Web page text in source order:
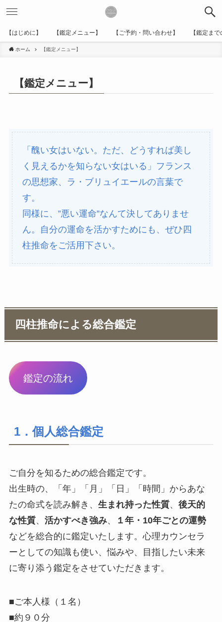
【はじめに】 【鑑定メニュー】 【ご予約・問い合わせ】 【鑑定ま
ホーム 【鑑定メニュー】
【鑑定メニュー】
「醜い女はいない。ただ、どうすれば美し
く見えるかを知らない女はいる」フランス
の思想家、ラ・ブリュイエールの言葉で
す。
同様に、”悪い運命”なんて決してありませ
ん。自分の運命を活かすためにも、ぜひ四
柱推命をご活用下さい。
四柱推命による総合鑑定
鑑定の流れ
1．個人総合鑑定
ご自分を知るための総合鑑定です。
出生時の、「年」「月」「日」「時間」からあな
たの命式を読み解き、 生まれ持った性質、 後天的
な性質、 活かすべき強み、
１年・10年ごとの運勢
などを総合的に鑑定いたします。心理カウンセラ
ーとしての知識も使い、悩みや、目指したい未来
に寄り添う鑑定をさせていただきます。
■ご本人様（１名）
■約９０分